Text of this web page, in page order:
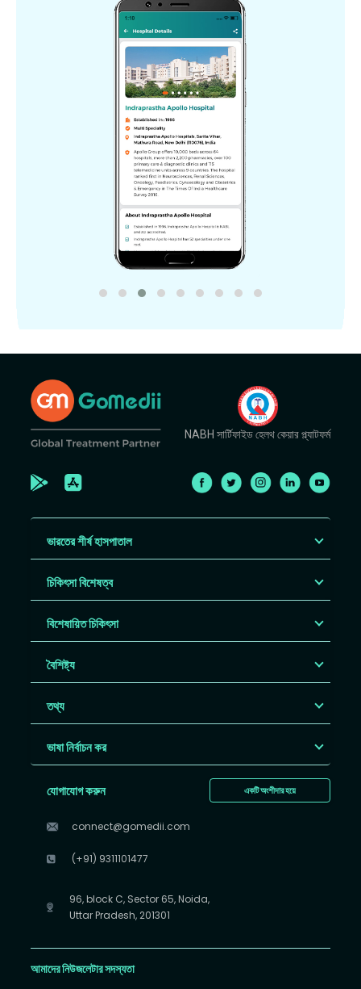
NABH সার্টিফাইড হেলথ কেয়ার প্ল্যাটফর্ম
ভারতের শীর্ষ হাসপাতাল
চিকিৎসা বিশেষত্ব
বিশেষায়িত চিকিৎসা
বৈশিষ্ট্য
তথ্য
ভাষা নির্বাচন কর
একটি অংশীদার হয়ে
যোগাযোগ করুন
connect@gomedii.com
(+91) 9311101477
96, block C, Sector 65, Noida,
Uttar Pradesh, 201301
আমাদের নিউজলেটার সদস্যতা